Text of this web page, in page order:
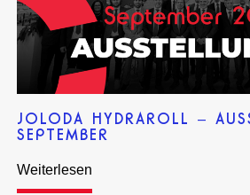
JOLODA HYDRAROLL –
SEPTEMBER
Weiterlesen